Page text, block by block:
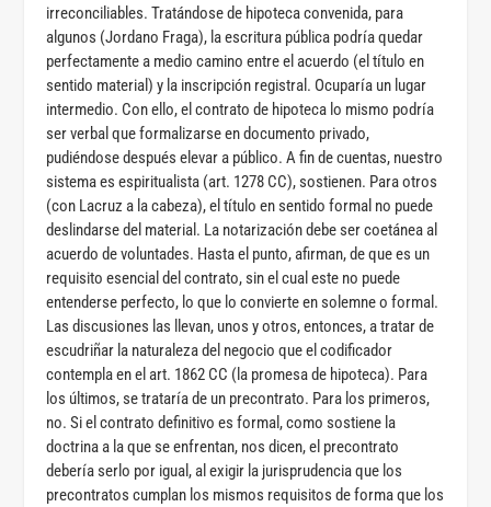
irreconciliables. Tratándose de hipoteca convenida, para
algunos (Jordano Fraga), la escritura pública podría quedar
perfectamente a medio camino entre el acuerdo (el título en
sentido material) y la inscripción registral. Ocuparía un lugar
intermedio. Con ello, el contrato de hipoteca lo mismo podría
ser verbal que formalizarse en documento privado,
pudiéndose después elevar a público. A fin de cuentas, nuestro
sistema es espiritualista (art. 1278 CC), sostienen. Para otros
(con Lacruz a la cabeza), el título en sentido formal no puede
deslindarse del material. La notarización debe ser coetánea al
acuerdo de voluntades. Hasta el punto, afirman, de que es un
requisito esencial del contrato, sin el cual este no puede
entenderse perfecto, lo que lo convierte en solemne o formal.
Las discusiones las llevan, unos y otros, entonces, a tratar de
escudriñar la naturaleza del negocio que el codificador
contempla en el art. 1862 CC (la promesa de hipoteca). Para
los últimos, se trataría de un precontrato. Para los primeros,
no. Si el contrato definitivo es formal, como sostiene la
doctrina a la que se enfrentan, nos dicen, el precontrato
debería serlo por igual, al exigir la jurisprudencia que los
precontratos cumplan los mismos requisitos de forma que los